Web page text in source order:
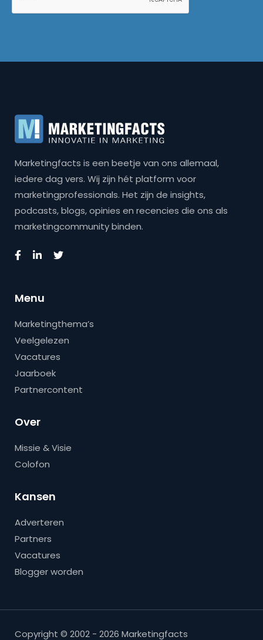
Marketingfacts is een beetje van ons allemaal,
iedere dag vers. Wij zijn hét platform voor
marketingprofessionals. Het zijn de insights,
podcasts, blogs, opinies en recencies die ons als
marketingcommunity binden.
Menu
Marketingthema’s
Veelgelezen
Vacatures
Jaarboek
Partnercontent
Over
Missie & Visie
Colofon
Kansen
Adverteren
Partners
Vacatures
Blogger worden
Copyright © 2002 - 2026 Marketingfacts